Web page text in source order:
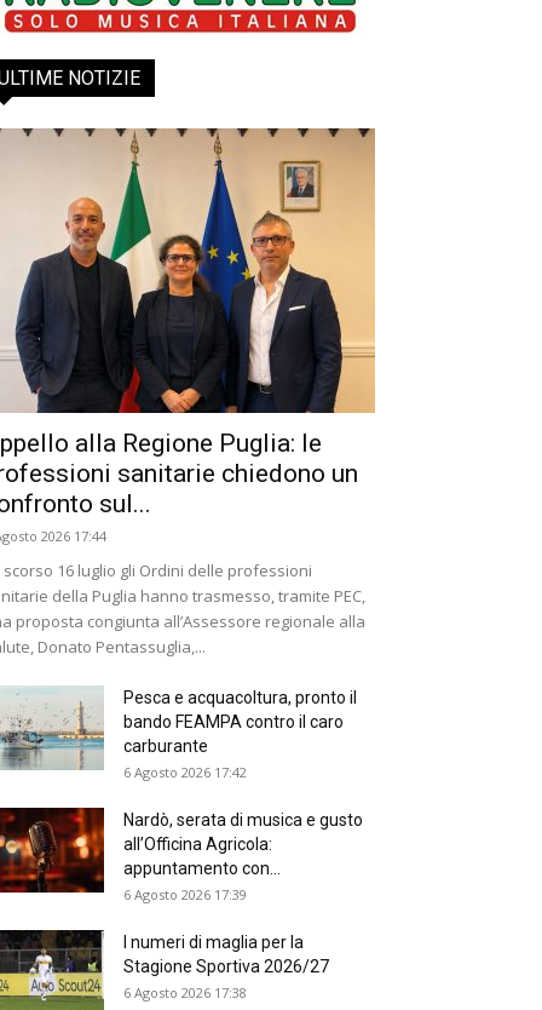
NOTIZIE
alla Regione Puglia: le
sanitarie chiedono un
sul...
2026 17:44
scorso 16 luglio gli Ordini delle professioni
della Puglia hanno trasmesso, tramite PEC,
proposta congiunta all’Assessore regionale alla
Donato Pentassuglia,...
Pesca e acquacoltura, pronto il
bando FEAMPA contro il caro
carburante
6 Agosto 2026 17:42
Nardò, serata di musica e gusto
all’Officina Agricola:
appuntamento con...
6 Agosto 2026 17:39
I numeri di maglia per la
Stagione Sportiva 2026/27
6 Agosto 2026 17:38